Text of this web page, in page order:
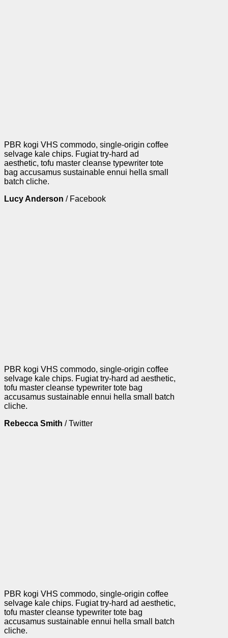
PBR kogi VHS commodo, single-origin coffee
selvage kale chips. Fugiat try-hard ad
aesthetic, tofu master cleanse typewriter tote
bag accusamus sustainable ennui hella small
batch cliche.
Lucy Anderson / Facebook
PBR kogi VHS commodo, single-origin coffee
selvage kale chips. Fugiat try-hard ad aesthetic,
tofu master cleanse typewriter tote bag
accusamus sustainable ennui hella small batch
cliche.
Rebecca Smith /Twitter
PBR kogi VHS commodo, single-origin coffee
selvage kale chips. Fugiat try-hard ad aesthetic,
tofu master cleanse typewriter tote bag
accusamus sustainable ennui hella small batch
cliche.